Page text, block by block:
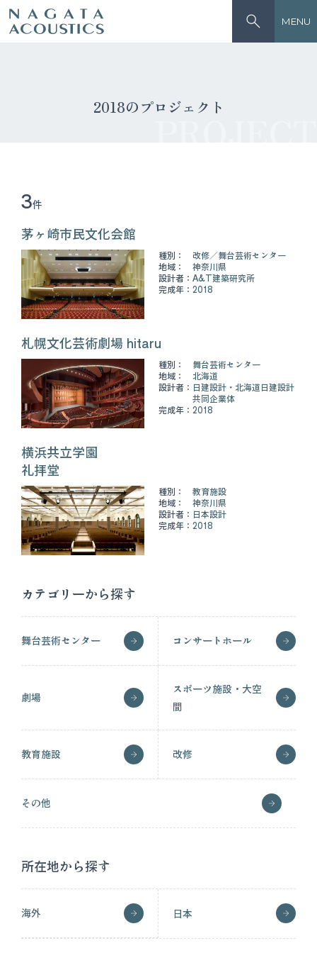
MENU
2018のプロジェクト
3件
茅ヶ崎市民文化会館
種別： 改修
舞台芸術センター
地域：
神奈川県
設計者： A&T建築研究所
完成年： 2018
札幌文化芸術劇場 hitaru
種別：
舞台芸術センター
地域：
北海道
設計者： 日建設計・北海道日建設計
共同企業体
完成年： 2018
横浜共立学園
礼拝堂
種別：
教育施設
地域：
神奈川県
設計者： 日本設計
完成年： 2018
カテゴリーから探す
舞台芸術センター コンサートホール
劇場
スポーツ施設・大空
間
教育施設 改修
その他
所在地から探す
海外 日本